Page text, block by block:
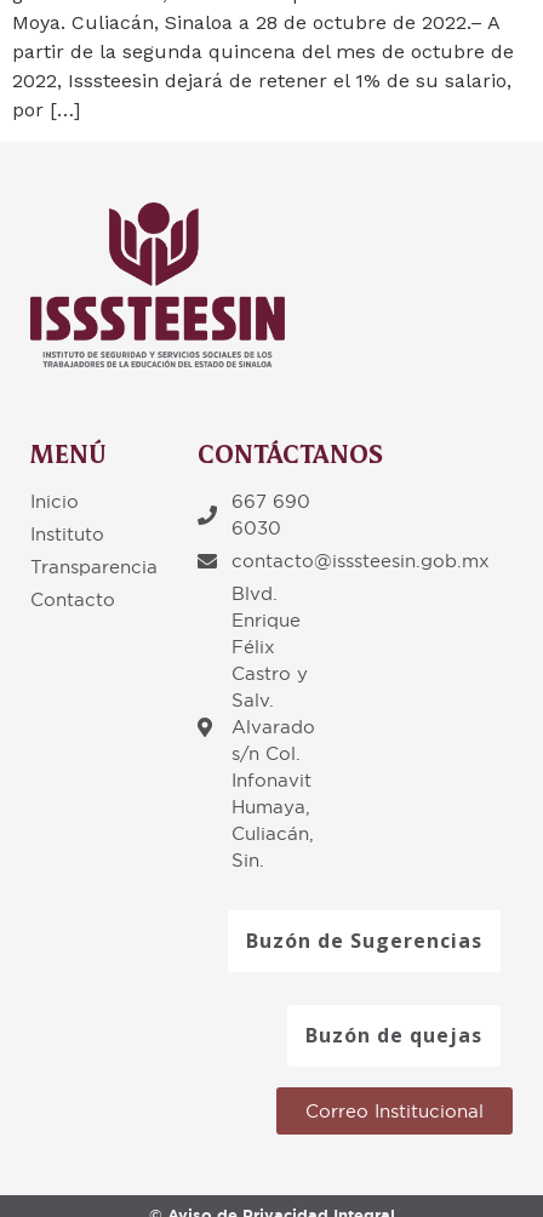
Moya. Culiacán, Sinaloa a 28 de octubre de 2022.– A
partir de la segunda quincena del mes de octubre de
2022, Isssteesin dejará de retener el 1% de su salario,
por […]
MENÚ
Inicio
Instituto
Transparencia
Contacto
CONTÁCTANOS
667 690
6030
contacto@isssteesin.gob.mx
Blvd.
Enrique
Félix
Castro y
Salv.
Alvarado
s/n Col.
Infonavit
Humaya,
Culiacán,
Sin.
Buzón de Sugerencias
Buzón de quejas
Correo Institucional